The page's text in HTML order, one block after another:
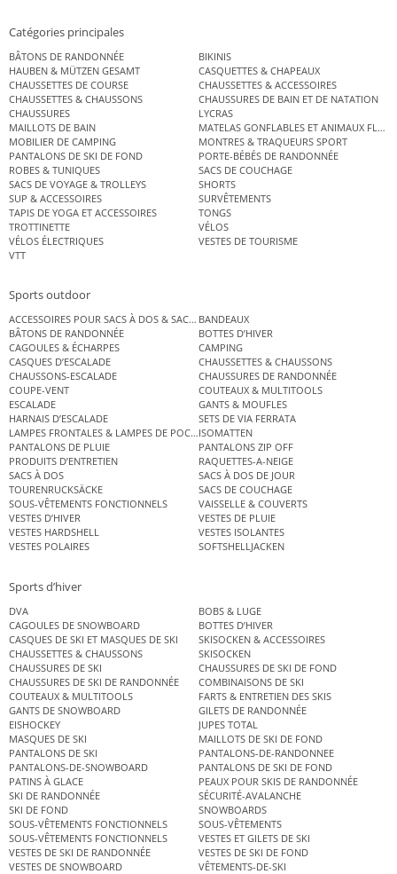
Catégories principales
BÂTONS DE RANDONNÉE
BIKINIS
HAUBEN & MÜTZEN GESAMT
CASQUETTES & CHAPEAUX
CHAUSSETTES DE COURSE
CHAUSSETTES & ACCESSOIRES
CHAUSSETTES & CHAUSSONS
CHAUSSURES DE BAIN ET DE NATATION
CHAUSSURES
LYCRAS
MAILLOTS DE BAIN
MATELAS GONFLABLES ET ANIMAUX
MOBILIER DE CAMPING
MONTRES & TRAQUEURS SPORT
PANTALONS DE SKI DE FOND
PORTE-BÉBÉS DE RANDONNÉE
ROBES & TUNIQUES
SACS DE COUCHAGE
SACS DE VOYAGE & TROLLEYS
SHORTS
SUP & ACCESSOIRES
SURVÊTEMENTS
TAPIS DE YOGA ET ACCESSOIRES
TONGS
TROTTINETTE
VÉLOS
VÉLOS ÉLECTRIQUES
VESTES DE TOURISME
VTT
Sports outdoor
ACCESSOIRES POUR SACS À DOS & SACS ÉTANCHES
BANDEAUX
BÂTONS DE RANDONNÉE
BOTTES D’HIVER
CAGOULES & ÉCHARPES
CAMPING
CASQUES D’ESCALADE
CHAUSSETTES & CHAUSSONS
CHAUSSONS-ESCALADE
CHAUSSURES DE RANDONNÉE
COUPE-VENT
COUTEAUX & MULTITOOLS
ESCALADE
GANTS & MOUFLES
HARNAIS D’ESCALADE
SETS DE VIA FERRATA
LAMPES FRONTALES & LAMPES DE POCHEISOMATTEN
PANTALONS DE PLUIE
PANTALONS ZIP OFF
PRODUITS D’ENTRETIEN
RAQUETTES-A-NEIGE
SACS À DOS
SACS À DOS DE JOUR
TOURENRUCKSÄCKE
SACS DE COUCHAGE
SOUS-VÊTEMENTS FONCTIONNELS
VAISSELLE & COUVERTS
VESTES D’HIVER
VESTES DE PLUIE
VESTES HARDSHELL
VESTES ISOLANTES
VESTES POLAIRES
SOFTSHELLJACKEN
Sports d’hiver
DVA
BOBS & LUGE
CAGOULES DE SNOWBOARD
BOTTES D’HIVER
CASQUES DE SKI ET MASQUES DE SKI
SKISOCKEN & ACCESSOIRES
CHAUSSETTES & CHAUSSONS
SKISOCKEN
CHAUSSURES DE SKI
CHAUSSURES DE SKI DE FOND
CHAUSSURES DE SKI DE RANDONNÉE
COMBINAISONS DE SKI
COUTEAUX & MULTITOOLS
FARTS & ENTRETIEN DES SKIS
GANTS DE SNOWBOARD
GILETS DE RANDONNÉE
EISHOCKEY
JUPES TOTAL
MASQUES DE SKI
MAILLOTS DE SKI DE FOND
PANTALONS DE SKI
PANTALONS-DE-RANDONNEE
PANTALONS-DE-SNOWBOARD
PANTALONS DE SKI DE FOND
PATINS À GLACE
PEAUX POUR SKIS DE RANDONNÉE
SKI DE RANDONNÉE
SÉCURITÉ-AVALANCHE
SKI DE FOND
SNOWBOARDS
SOUS-VÊTEMENTS FONCTIONNELS
SOUS-VÊTEMENTS
SOUS-VÊTEMENTS FONCTIONNELS
VESTES ET GILETS DE SKI
VESTES DE SKI DE RANDONNÉE
VESTES DE SKI DE FOND
VESTES DE SNOWBOARD
VÊTEMENTS-DE-SKI